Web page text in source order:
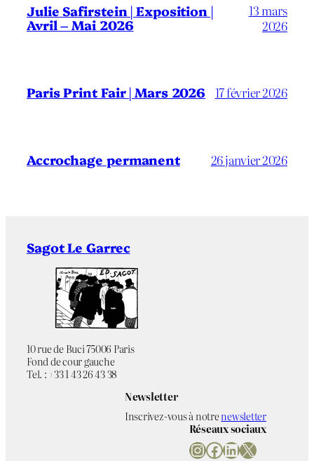
Julie Safirstein | Exposition |
Avril – Mai 2026
13 mars
2026
Paris Print Fair | Mars 2026 17 février 2026
Accrochage permanent 26 janvier 2026
Sagot Le Garrec
10 rue de Buci 75006 Paris
Fond de cour gauche
Tel. : +33 1 43 26 43 38
Newsletter
Inscrivez-vous à notrenewsletter
Réseaux sociaux
InstagramFacebook LinkedIn X